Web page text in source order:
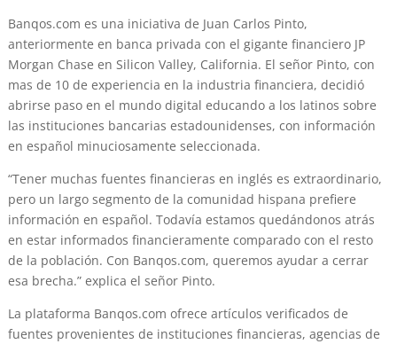
Banqos.com es una iniciativa de Juan Carlos Pinto,
anteriormente en banca privada con el gigante financiero JP
Morgan Chase en Silicon Valley, California. El señor Pinto, con
mas de 10 de experiencia en la industria financiera, decidió
abrirse paso en el mundo digital educando a los latinos sobre
las instituciones bancarias estadounidenses, con información
en español minuciosamente seleccionada.
“Tener muchas fuentes financieras en inglés es extraordinario,
pero un largo segmento de la comunidad hispana prefiere
información en español. Todavía estamos quedándonos atrás
en estar informados financieramente comparado con el resto
de la población. Con Banqos.com, queremos ayudar a cerrar
esa brecha.” explica el señor Pinto.
La plataforma Banqos.com ofrece artículos verificados de
fuentes provenientes de instituciones financieras, agencias de